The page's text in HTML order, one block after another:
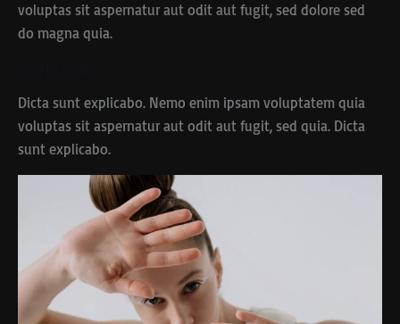
voluptas sit aspernatur aut odit aut fugit, sed dolore sed
do magna quia.
Dicta sunt explicabo. Nemo enim ipsam voluptatem quia
voluptas sit aspernatur aut odit aut fugit, sed quia. Dicta
sunt explicabo.